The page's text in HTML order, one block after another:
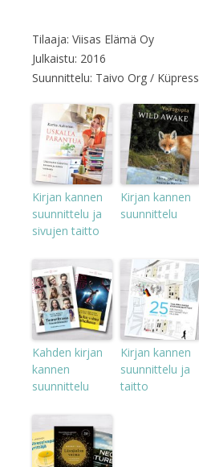
Tilaaja: Viisas Elämä Oy
Julkaistu: 2016
Suunnittelu: Taivo Org / Küpress
Kirjan kannen
suunnittelu ja
sivujen taitto
Kirjan kannen
suunnittelu
Kahden kirjan
kannen
suunnittelu
Kirjan kannen
suunnittelu ja
taitto